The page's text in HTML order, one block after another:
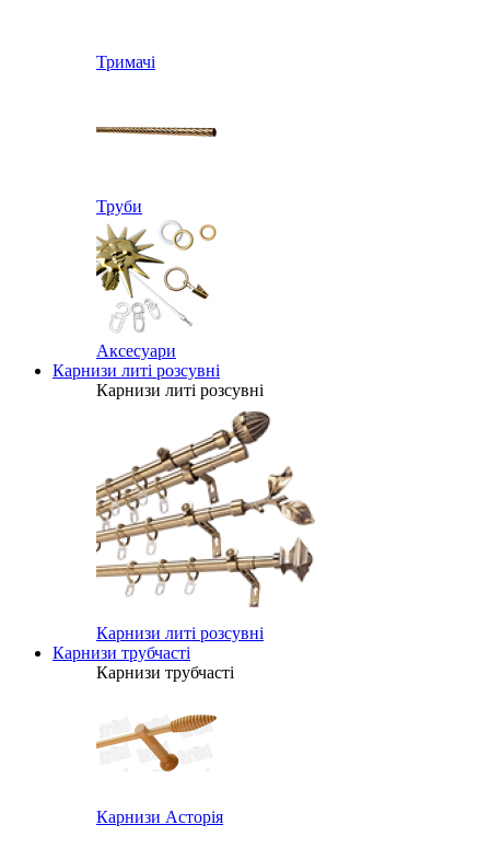
Тримачі
Труби
Аксесуари
Карнизи литі розсувні
Карнизи литі розсувні
Карнизи литі розсувні
Карнизи трубчасті
Карнизи трубчасті
Карнизи Асторія